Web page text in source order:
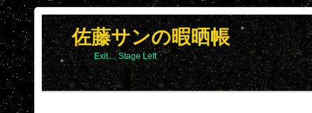
佐藤サンの暇晒帳
Exit.... Stage Left